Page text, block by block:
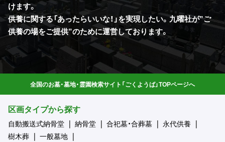
けます。
供養に関する「あったらいいな！」を実現したい。九曜社が”ご
供養の場をご提供”のために運営しております。
全国のお墓・墓地・霊園検索サイト「ごくようば」TOPページへ
区画タイプから探す
自動搬送式納骨堂 納骨堂 合祀墓・合葬墓
永代供養
樹木葬
一般墓地